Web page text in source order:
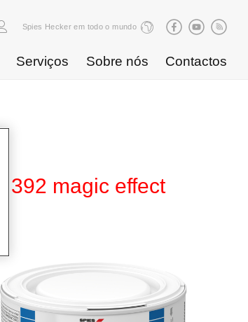
Spies Hecker em todo o mundo
Serviços Sobre nós Contactos
392 magic effect